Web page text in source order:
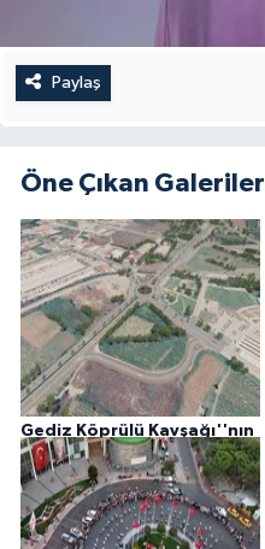
Paylaş
Öne Çıkan Galeriler
Gediz Köprülü Kavşağı''nın
Detayları Yayınlandı